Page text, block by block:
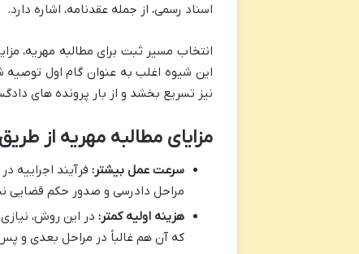
اسناد رسمی، از جمله عقدنامه، اشاره دارد.
انتخاب مسیر ثبت برای مطالبه مهریه،
این شیوه اغلب به عنوان گام اول توصیه
نیز تسریع بخشد و از بار پرونده های
مزایای مطالبه مهریه از
سرعت عمل بیشتر: فرآیند اجراییه
مراحل دادرسی و صدور حکم قضایی
هزینه اولیه کمتر: در این روش،
که آن هم غالباً در مراحل بعدی و